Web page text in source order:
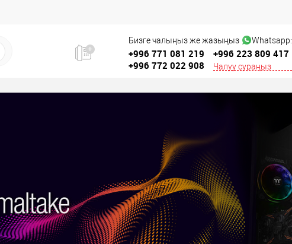
Бизге чалыңыз же жазыңыз Whatsapp:
+996 771 081 219
+996 223 809 417
+996 772 022 908
Чалуу сураңыз